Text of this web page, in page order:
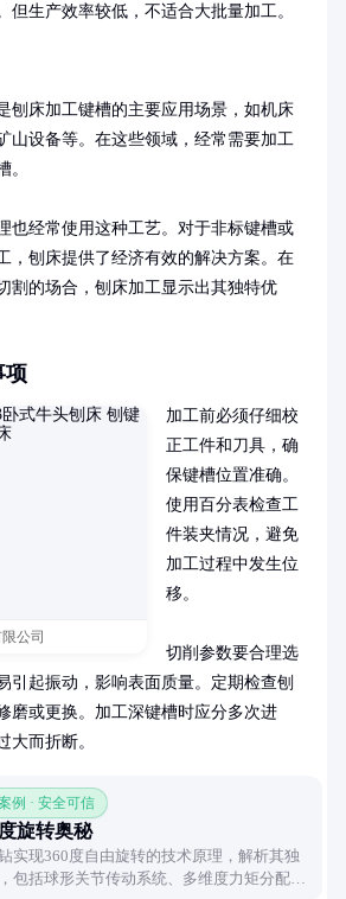
但生产效率较低，不适合大批量加工。
刨床加工键槽的主要应用场景，如机床
山设备等。在这些领域，经常需要加工
。
也经常使用这种工艺。对于非标键槽或
，刨床提供了经济有效的解决方案。在
割的场合，刨床加工显示出其独特优
项
公司
加工前必须仔细校
正工件和刀具，确
保键槽位置准确。
使用百分表检查工
件装夹情况，避免
加工过程中发生位
移。
切削参数要合理选
引起振动，影响表面质量。定期检查刨
磨或更换。加工深键槽时应分多次进
大而折断。
例 · 安全可信
旋转奥秘
实现360度自由旋转的技术原理，解析其独
包括球形关节传动系统、多维度力矩分配机